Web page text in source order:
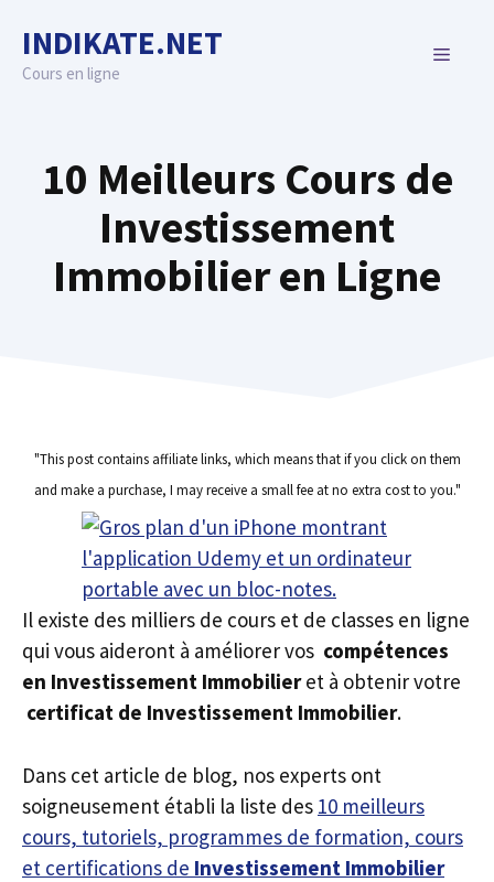
content
INDIKATE.NET
Cours en ligne
MENU
10 Meilleurs Cours de
Investissement
Immobilier en Ligne
"This post contains affiliate links, which means that if you click on them
and make a purchase, I may receive a small fee at no extra cost to you."
Il existe des milliers de cours et de classes en ligne
qui vous aideront à améliorer vos compétences
en Investissement Immobilieret à obtenir votre
certificat de Investissement Immobilier.
Dans cet article de blog, nos experts ont
soigneusement établi la liste des 10 meilleurs
cours, tutoriels, programmes de formation, cours
et certifications de Investissement Immobilier